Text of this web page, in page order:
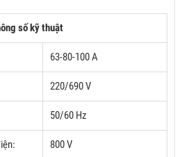
số kỹ thuật
63-80-100A
220/690 V
50/60 Hz
800 V